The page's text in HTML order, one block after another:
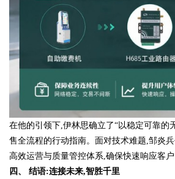
在他的引领下,伊林思确立了“以稳定可靠
售全流程的行动指南。面对技术难题,邹炎
高效运营与质量管控体系,确保快速响应客户
四、 结语:连接未来,智胜千里